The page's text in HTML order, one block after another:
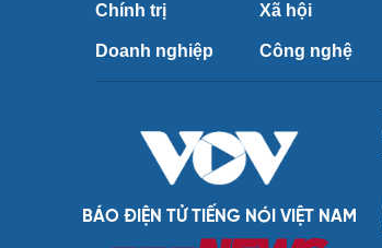
Chính trị Xã hội
Doanh nghiệp Công nghệ
BÁO ĐIỆN TỬ TIẾNG NÓI VIỆT NAM